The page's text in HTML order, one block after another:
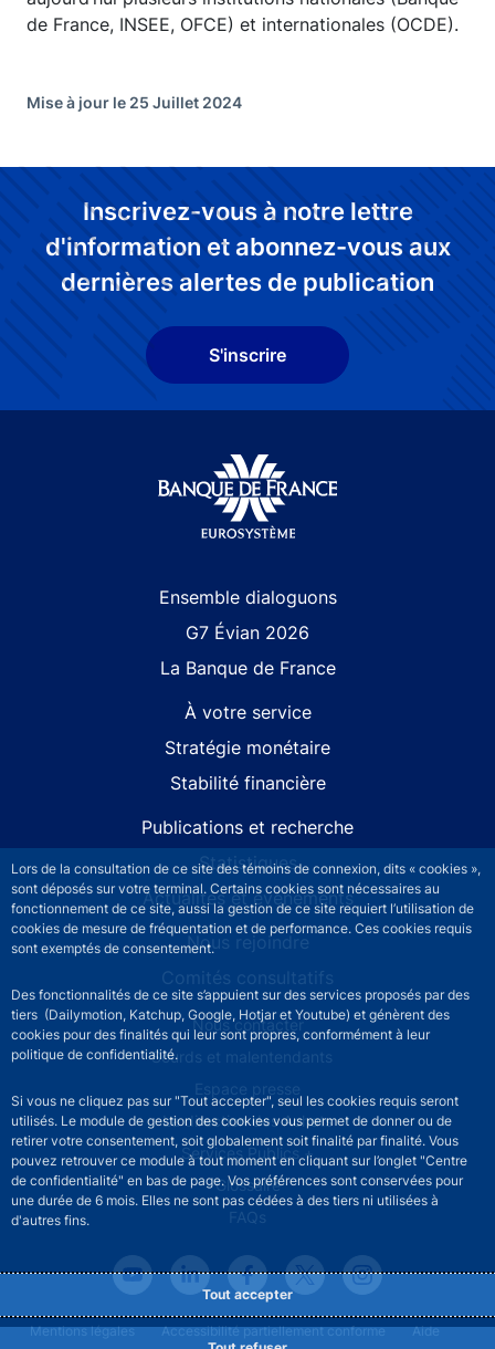
Lors de la consultation de ce site des témoins de connexion, dits « cookies »,
sont déposés sur votre terminal. Certains cookies sont nécessaires au
fonctionnement de ce site, aussi la gestion de ce site requiert l’utilisation de
cookies de mesure de fréquentation et de performance. Ces cookies requis
sont exemptés de consentement.
Des fonctionnalités de ce site s’appuient sur des services proposés par des
tiers (Dailymotion, Katchup, Google, Hotjar et Youtube) et génèrent des
cookies pour des finalités qui leur sont propres, conformément à leur
politique de confidentialité.
Si vous ne cliquez pas sur "Tout accepter", seul les cookies requis seront
utilisés. Le module de gestion des cookies vous permet de donner ou de
retirer votre consentement, soit globalement soit finalité par finalité. Vous
pouvez retrouver ce module à tout moment en cliquant sur l’onglet "Centre
de confidentialité" en bas de page. Vos préférences sont conservées pour
une durée de 6 mois. Elles ne sont pas cédées à des tiers ni utilisées à
d'autres fins.
Tout accepter
de France, INSEE, OFCE) et internationales (OCDE).
Mise à jour le 25 Juillet 2024
Inscrivez-vous à notre lettre
d'information et abonnez-vous aux
dernières alertes de publication
S'inscrire
Ensemble dialoguons
G7 Évian 2026
La Banque de France
À votre service
Stratégie monétaire
Stabilité financière
Publications et recherche
Statistiques
Actualités et événements
Nous rejoindre
Comités consultatifs
Footer secondary menuNous contacter
Sourds et malentendants
Espace presse
La direction des Achats
Services Publics +
Glossaire
FAQs
Footer legal notice menu
Mentions légales Accessibilité partiellement conforme Aide